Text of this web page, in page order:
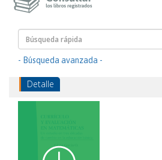
- Búsqueda avanzada -
Detalle